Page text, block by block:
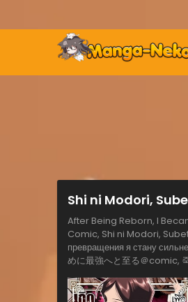
Shi ni Modori,
After Being Reborn, I
Comic, Shi ni Modori,
превращения я стану
めに最強へと至る＠comic,